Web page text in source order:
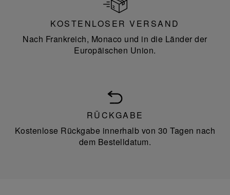
KOSTENLOSER VERSAND
Nach Frankreich, Monaco und in die Länder der
Europäischen Union.
RÜCKGABE
Kostenlose Rückgabe innerhalb von 30 Tagen nach
dem Bestelldatum.